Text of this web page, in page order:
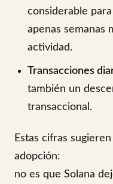
considerable
apenas semanas
actividad.
Transacciones
también un
transaccional.
Estas cifras
adopción:
no es que Solana